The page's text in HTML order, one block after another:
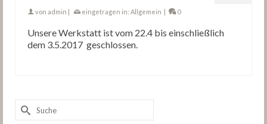
von admin | eingetragen in: Allgemein | 0
Unsere Werkstatt ist vom 22.4 bis einschließlich
dem 3.5.2017 geschlossen.
Suche
nach: